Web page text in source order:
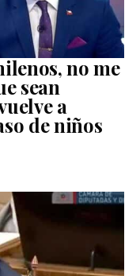
no me
sean
a
de niños